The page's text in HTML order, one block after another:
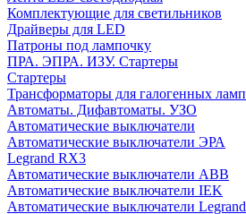
Комплектующие для светильников
Драйверы для LED
Патроны под лампочку
ПРА. ЭПРА. ИЗУ. Стартеры
Стартеры
Трансформаторы для галогенных ламп
Автоматы. Дифавтоматы. УЗО
Автоматические выключатели
Автоматические выключатели ЭРА
Legrand RX3
Автоматические выключатели ABB
Автоматические выключатели IEK
Автоматические выключатели Legrand